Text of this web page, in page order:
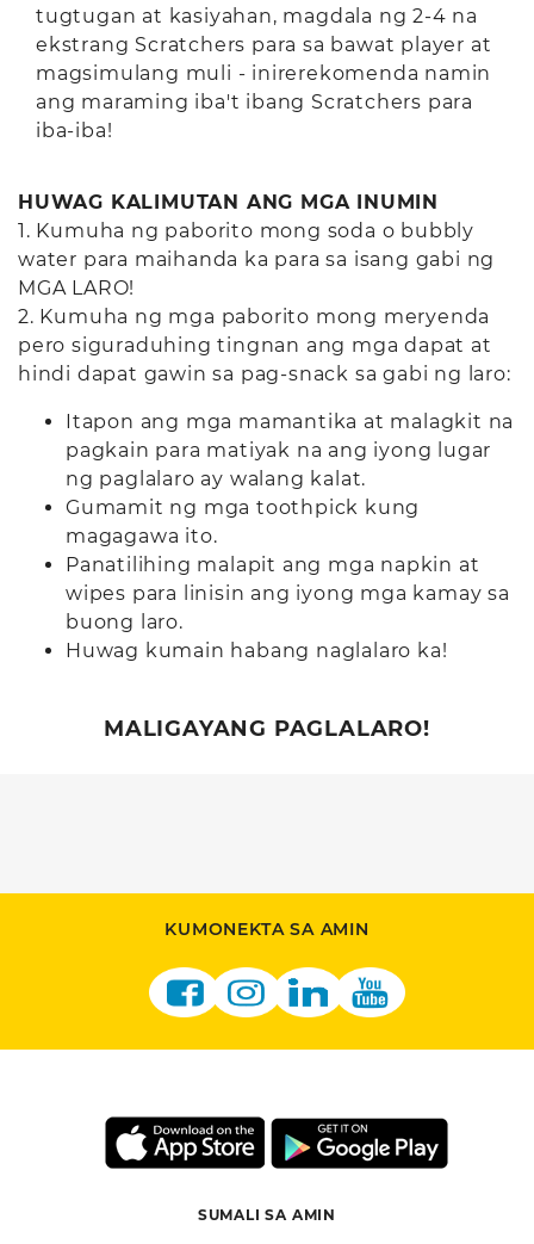
tugtugan at kasiyahan, magdala ng 2-4 na
ekstrang Scratchers para sa bawat player at
magsimulang muli - inirerekomenda namin
ang maraming iba't ibang Scratchers para
iba-iba!
HUWAG KALIMUTAN ANG MGA INUMIN
1. Kumuha ng paborito mong soda o bubbly
water para maihanda ka para sa isang gabi ng
MGA LARO!
2. Kumuha ng mga paborito mong meryenda
pero siguraduhing tingnan ang mga dapat at
hindi dapat gawin sa pag-snack sa gabi ng laro:
Itapon ang mga mamantika at malagkit na
pagkain para matiyak na ang iyong lugar
ng paglalaro ay walang kalat.
Gumamit ng mga toothpick kung
magagawa ito.
Panatilihing malapit ang mga napkin at
wipes para linisin ang iyong mga kamay sa
buong laro.
Huwag kumain habang naglalaro ka!
MALIGAYANG PAGLALARO!
KUMONEKTA SA AMIN
SUMALI SA AMIN